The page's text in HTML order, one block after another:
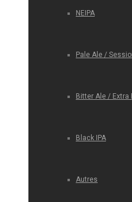
NEIPA
Pale Ale /
Bitter Ale / Extra
Black IPA
Autres